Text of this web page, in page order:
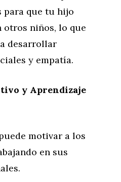
para que tu hijo
niños, lo que
desarrollar
y empatía.
y Aprendizaje
motivar a los
en sus